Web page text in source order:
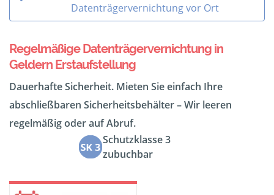
Datenträgervernichtung vor Ort
Regelmäßige Datenträgervernichtung in
Geldern Erstaufstellung
Dauerhafte Sicherheit. Mieten Sie einfach Ihre
abschließbaren Sicherheitsbehälter – Wir leeren
regelmäßig oder auf Abruf.
Schutzklasse 3
zubuchbar